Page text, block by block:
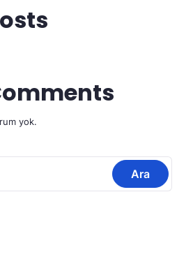
yok.